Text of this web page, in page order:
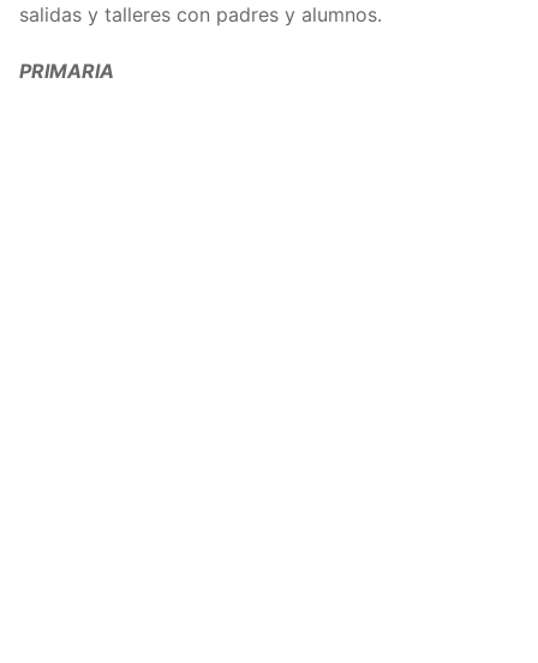
salidas y talleres con padres y alumnos.
PRIMARIA